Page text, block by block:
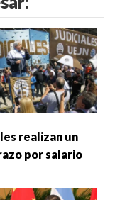
realizan un
por salario